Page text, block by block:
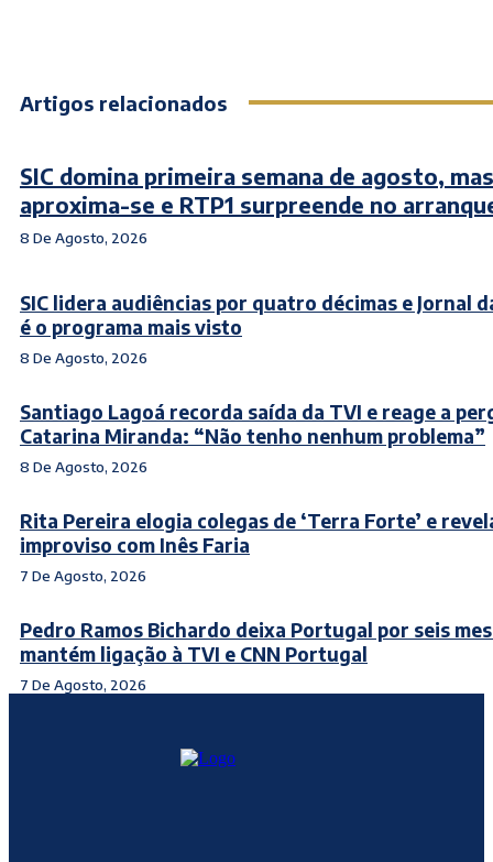
Artigos relacionados
SIC domina primeira semana de agosto,
aproxima-se e RTP1 surpreende no
8 De Agosto, 2026
SIC lidera audiências por quatro décimas e Jornal
é o programa mais visto
8 De Agosto, 2026
Santiago Lagoá recorda saída da TVI e reage a
Catarina Miranda: “Não tenho nenhum problema”
8 De Agosto, 2026
Rita Pereira elogia colegas de ‘Terra Forte’ e
improviso com Inês Faria
7 De Agosto, 2026
Pedro Ramos Bichardo deixa Portugal por seis
mantém ligação à TVI e CNN Portugal
7 De Agosto, 2026